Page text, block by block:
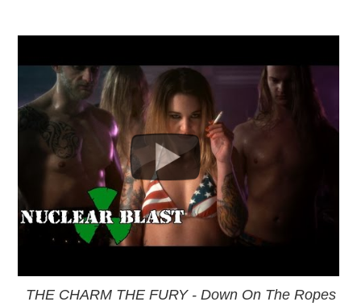
THE CHARM THE FURY - Down On The Ropes